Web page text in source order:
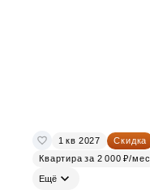
1 кв 2027 Скидка
Квартира за 2 000 ₽/мес
Ещё